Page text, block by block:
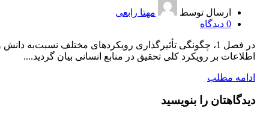
ارسال توسط
مهتا رابعی
0 دیدگاه
در فصل 1، چگونگی تأثیرگذاری رویکرد‌های مختلف نسبت‌به دانش
اطلاعات بر رویکرد کلی تحقیق در منابع انسانی بیان گردید....
ادامه مطلب
دیدگاهتان را بنویسید